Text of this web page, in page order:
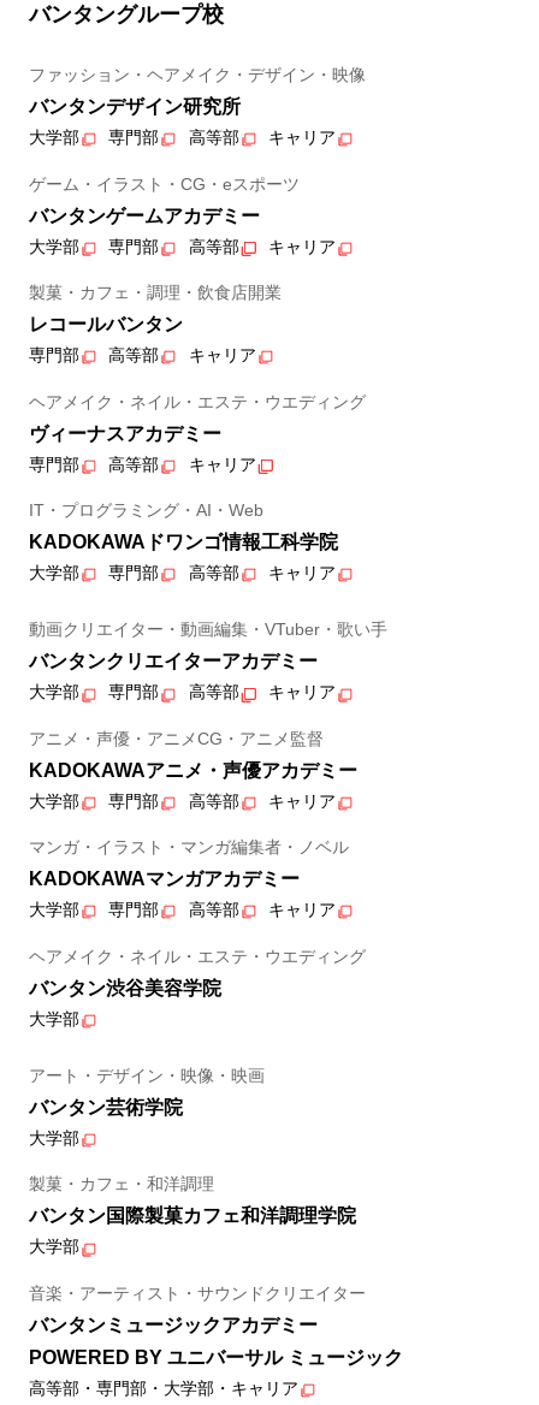
バンタングループ校
ファッション・ヘアメイク・デザイン・映像
バンタンデザイン研究所
大学部 専門部 高等部 キャリア
ゲーム・イラスト・CG・eスポーツ
バンタンゲームアカデミー
大学部 専門部 高等部 キャリア
製菓・カフェ・調理・飲食店開業
レコールバンタン
専門部 高等部 キャリア
ヘアメイク・ネイル・エステ・ウエディング
ヴィーナスアカデミー
専門部 高等部 キャリア
IT・プログラミング・AI・Web
KADOKAWAドワンゴ情報工科学院
大学部 専門部 高等部 キャリア
動画クリエイター・動画編集・VTuber・歌い手
バンタンクリエイターアカデミー
大学部 専門部 高等部 キャリア
アニメ・声優・アニメCG・アニメ監督
KADOKAWAアニメ・声優アカデミー
大学部 専門部 高等部 キャリア
マンガ・イラスト・マンガ編集者・ノベル
KADOKAWAマンガアカデミー
大学部 専門部 高等部 キャリア
ヘアメイク・ネイル・エステ・ウエディング
バンタン渋谷美容学院
大学部
アート・デザイン・映像・映画
バンタン芸術学院
大学部
製菓・カフェ・和洋調理
バンタン国際製菓カフェ和洋調理学院
大学部
音楽・アーティスト・サウンドクリエイター
バンタンミュージックアカデミー
POWERED BY ユニバーサル ミュージック
高等部・専門部・大学部・キャリア